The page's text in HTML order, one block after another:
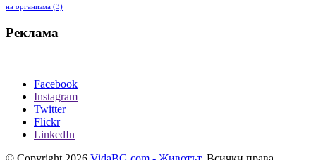
на организма (3)
Реклама
Facebook
Instagram
Twitter
Flickr
LinkedIn